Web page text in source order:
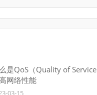
是QoS（Quality of
网络性能
03-15